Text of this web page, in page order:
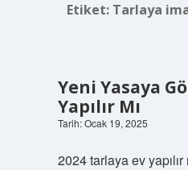
Etiket: Tarlaya
Yeni Yasaya
Yapılır Mı
Tarih: Ocak 19, 2025
2024 tarlaya ev yapılır